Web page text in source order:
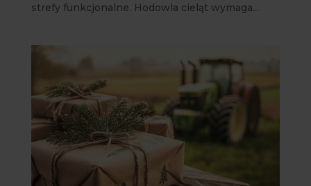
strefy funkcjonalne. Hodowla cieląt wymaga...